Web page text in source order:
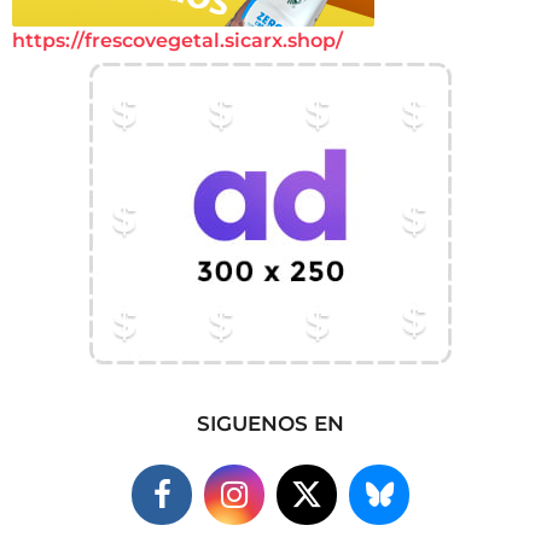
https://frescovegetal.sicarx.shop/
SIGUENOS EN